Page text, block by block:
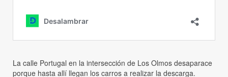
La calle Portugal en la intersección de Los Olmos desaparace
porque hasta allí llegan los carros a realizar la descarga.